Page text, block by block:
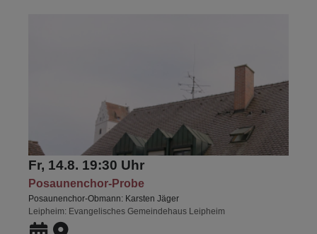
Fr, 14.8. 19:30 Uhr
Posaunenchor-Probe
Posaunenchor-Obmann: Karsten Jäger
Leipheim
Evangelisches Gemeindehaus Leipheim